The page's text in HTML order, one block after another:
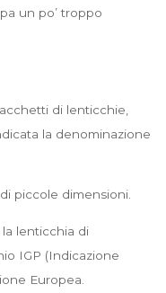
un po’ troppo
di lenticchie,
la denominazione
piccole dimensioni.
lenticchia di
IGP (Indicazione
Europea.